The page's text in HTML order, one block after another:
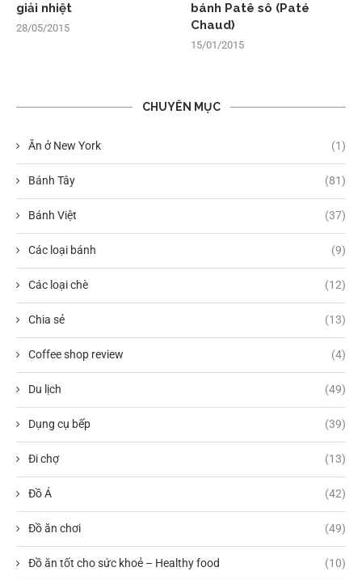
giải nhiệt
28/05/2015
bánh Patê sô (Paté
Chaud)
15/01/2015
CHUYÊN MỤC
Ăn ở New York (1)
Bánh Tây (81)
Bánh Việt (37)
Các loại bánh (9)
Các loại chè (12)
Chia sẻ (13)
Coffee shop review (4)
Du lịch (49)
Dụng cụ bếp (39)
Đi chợ (13)
Đồ Á (42)
Đồ ăn chơi (49)
Đồ ăn tốt cho sức khoẻ – Healthy food (10)